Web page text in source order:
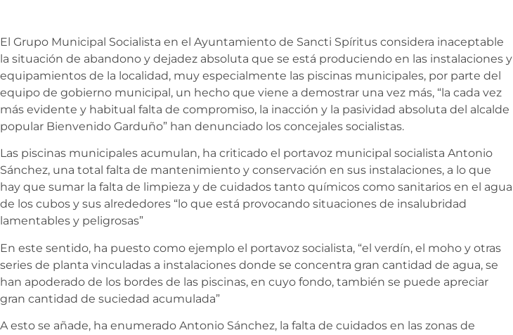
El Grupo Municipal Socialista en el Ayuntamiento de Sancti Spíritus considera inaceptable
la situación de abandono y dejadez absoluta que se está produciendo en las instalaciones y
equipamientos de la localidad, muy especialmente las piscinas municipales, por parte del
equipo de gobierno municipal, un hecho que viene a demostrar una vez más, “la cada vez
más evidente y habitual falta de compromiso, la inacción y la pasividad absoluta del alcalde
popular Bienvenido Garduño” han denunciado los concejales socialistas.
Las piscinas municipales acumulan, ha criticado el portavoz municipal socialista Antonio
Sánchez, una total falta de mantenimiento y conservación en sus instalaciones, a lo que
hay que sumar la falta de limpieza y de cuidados tanto químicos como sanitarios en el agua
de los cubos y sus alrededores “lo que está provocando situaciones de insalubridad
lamentables y peligrosas”
En este sentido, ha puesto como ejemplo el portavoz socialista, “el verdín, el moho y otras
series de planta vinculadas a instalaciones donde se concentra gran cantidad de agua, se
han apoderado de los bordes de las piscinas, en cuyo fondo, también se puede apreciar
gran cantidad de suciedad acumulada”
A esto se añade, ha enumerado Antonio Sánchez, la falta de cuidados en las zonas de